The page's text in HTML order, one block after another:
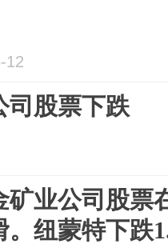
12
司股票下跌
矿业公司股票
。纽蒙特下跌